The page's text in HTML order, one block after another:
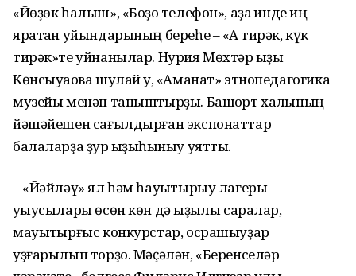
«Йөҙөк һалыш», «Боҙоҡ телефон», аҙаҡ инде иң
яратҡан уйындарының береһе – «Аҡ тирәк, күк
тирәк»те уйнанылар. Нурия Мөхтәр ҡыҙы
Көнсыуаҡова шулай уҡ, «Аманат» этнопедагогика
музейы менән таныштырҙы. Башҡорт халҡының
йәшәйешен сағылдырған экспонаттар
балаларҙа ҙур ҡыҙыҡһыныу уятты.
– «Йәйләү» ял һәм һауыҡтырыу лагеры
уҡыусылары өсөн көн дә ҡыҙыҡлы саралар,
мауыҡтырғыс конкурстар, осрашыуҙар
уҙғарылып торҙо. Мәҫәлән, «Беренселәр